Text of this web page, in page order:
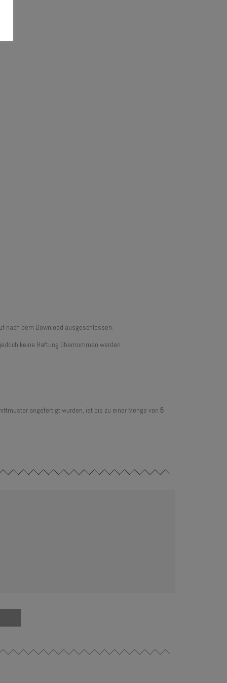
nach dem Download ausgeschlossen.
keine Haftung übernommen werden.
angefertigt wurden, ist bis zu einer Menge von 5